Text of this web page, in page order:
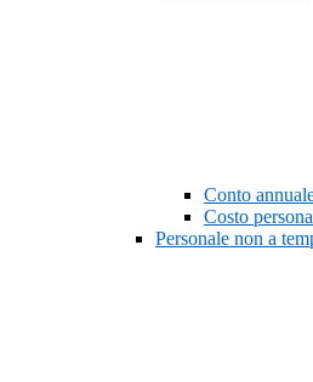
Conto
Costo
Personale non a